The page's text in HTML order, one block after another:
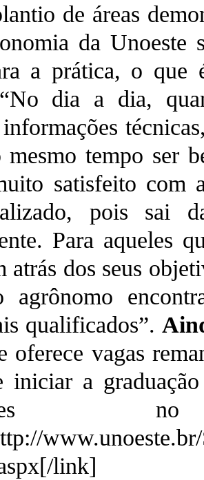
de áreas
da Unoeste
a prática, o que
dia a dia,
informações
mesmo tempo ser
satisfeito com
pois sai
Para aqueles
atrás dos seus
agrônomo
qualificados”.
oferece vagas
iniciar a
link]